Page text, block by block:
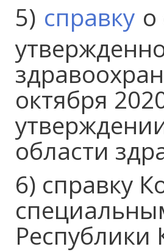
5) справку о
октября
области
6) справку
Республики